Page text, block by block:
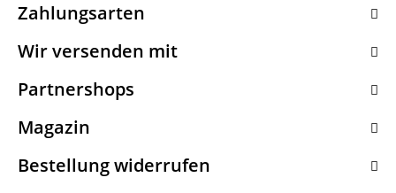
Zahlungsarten
Wir versenden mit
Partnershops
Magazin
Bestellung widerrufen